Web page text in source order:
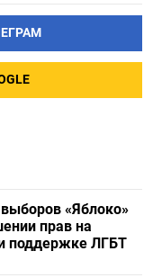
«Яблоко»
прав на
поддержке ЛГБТ